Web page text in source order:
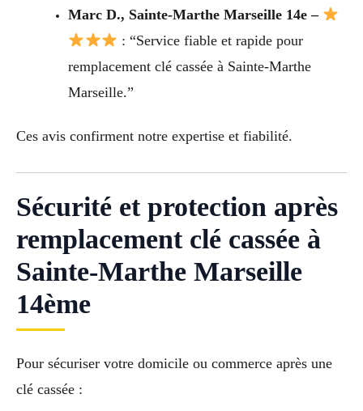
Marc D., Sainte-Marthe Marseille 14e –
: “Service fiable et rapide pour
remplacement clé cassée à Sainte-Marthe
Marseille.”
Ces avis confirment notre expertise et fiabilité.
Sécurité et protection après
remplacement clé cassée à
Sainte-Marthe Marseille
14ème
Pour sécuriser votre domicile ou commerce après une
clé cassée :